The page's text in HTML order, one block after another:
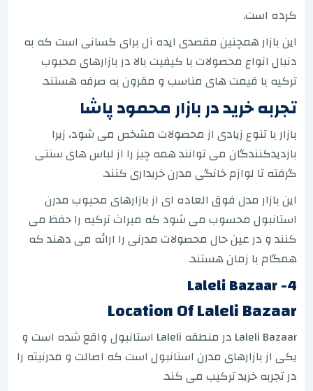
کرده است.
این بازار همچنین مقصدی ایده آل برای کسانی است که به
دنبال انواع محصولات با کیفیت بالا در بازارهای محبوب
ترکیه با قیمت های مناسب و مقرون به صرفه هستند.
تجربه خرید در بازار محمود پاشا
بازار با تنوع زیادی از محصولات مشخص می شود، زیرا
بازدیدکنندگان می توانند همه چیز را از لباس های سنتی
گرفته تا لوازم خانگی مدرن خریداری کنند.
این بازار مدل فوق العاده ای از بازارهای محبوب مدرن
استانبول محسوب می شود که میراث ترکیه را حفظ می
کنند و در عین حال محصولات مدرنی را ارائه می دهند که
همگام با زمان هستند.
4- Laleli Bazaar
Location Of Laleli Bazaar
Laleli Bazaar در منطقه Laleli استانبول واقع شده است و
یکی از بازارهای مدرن استانبول است که اصالت و مدرنیته را
در تجربه خرید ترکیب می کند.